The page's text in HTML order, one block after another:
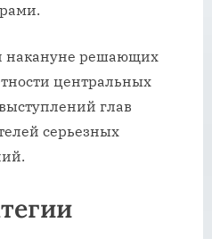
накануне решающих
центральных
глав
серьезных